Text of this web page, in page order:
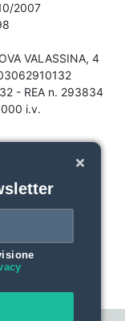
2007
VALASSINA, 4
- REA n. 293834
i.v.